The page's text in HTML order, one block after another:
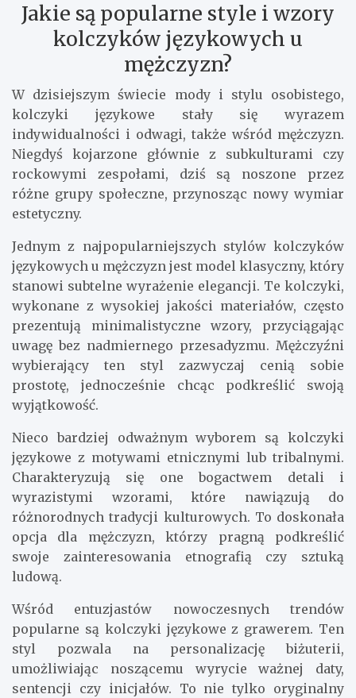
Jakie są popularne style i wzory
kolczyków językowych u
mężczyzn?
W dzisiejszym świecie mody i stylu osobistego,
kolczyki językowe stały się wyrazem
indywidualności i odwagi, także wśród mężczyzn.
Niegdyś kojarzone głównie z subkulturami czy
rockowymi zespołami, dziś są noszone przez
różne grupy społeczne, przynosząc nowy wymiar
estetyczny.
Jednym z najpopularniejszych stylów kolczyków
językowych u mężczyzn jest model klasyczny, który
stanowi subtelne wyrażenie elegancji. Te kolczyki,
wykonane z wysokiej jakości materiałów, często
prezentują minimalistyczne wzory, przyciągając
uwagę bez nadmiernego przesadyzmu. Mężczyźni
wybierający ten styl zazwyczaj cenią sobie
prostotę, jednocześnie chcąc podkreślić swoją
wyjątkowość.
Nieco bardziej odważnym wyborem są kolczyki
językowe z motywami etnicznymi lub tribalnymi.
Charakteryzują się one bogactwem detali i
wyrazistymi wzorami, które nawiązują do
różnorodnych tradycji kulturowych. To doskonała
opcja dla mężczyzn, którzy pragną podkreślić
swoje zainteresowania etnografią czy sztuką
ludową.
Wśród entuzjastów nowoczesnych trendów
popularne są kolczyki językowe z grawerem. Ten
styl pozwala na personalizację biżuterii,
umożliwiając noszącemu wyrycie ważnej daty,
sentencji czy inicjałów. To nie tylko oryginalny